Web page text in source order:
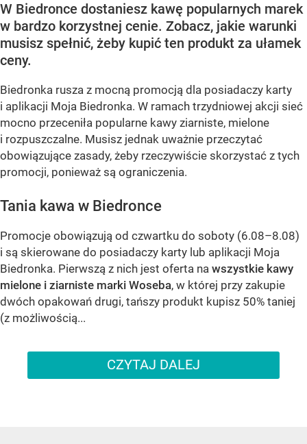
W Biedronce dostaniesz kawę popularnych marek
w bardzo korzystnej cenie. Zobacz, jakie warunki
musisz spełnić, żeby kupić ten produkt za ułamek
ceny.
Biedronka rusza z mocną promocją dla posiadaczy karty
i aplikacji Moja Biedronka. W ramach trzydniowej akcji sieć
mocno przeceniła popularne kawy ziarniste, mielone
i rozpuszczalne. Musisz jednak uważnie przeczytać
obowiązujące zasady, żeby rzeczywiście skorzystać z tych
promocji, ponieważ są ograniczenia.
Tania kawa w Biedronce
Promocje obowiązują od czwartku do soboty (6.08–8.08)
i są skierowane do posiadaczy karty lub aplikacji Moja
Biedronka. Pierwszą z nich jest oferta na wszystkie kawy
mielone i ziarniste marki Woseba, w której przy zakupie
dwóch opakowań drugi, tańszy produkt kupisz 50% taniej
(z możliwością...
CZYTAJ DALEJ